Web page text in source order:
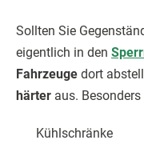
Sollten Sie
eigentlich in den
Fahrzeuge dort
härter aus.
Kühlschränke